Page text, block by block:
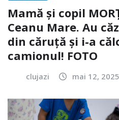
Mamă și copil
Ceanu Mare. Au
din căruță și i-a
camionul! FOTO
clujazi mai 12, 2025